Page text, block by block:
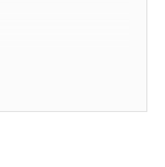
る